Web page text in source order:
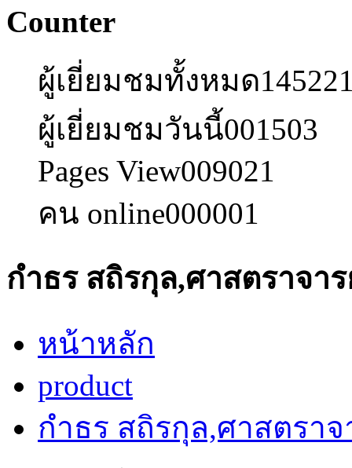
Counter
ผู้เยี่ยมชมทั้งหมด
ผู้เยี่ยมชมวันนี้001503
Pages View009021
คน online000001
กำธร สถิรกุล,ศาสตราจา
หน้าหลัก
product
กำธร สถิรกุล,ศาสตราจ